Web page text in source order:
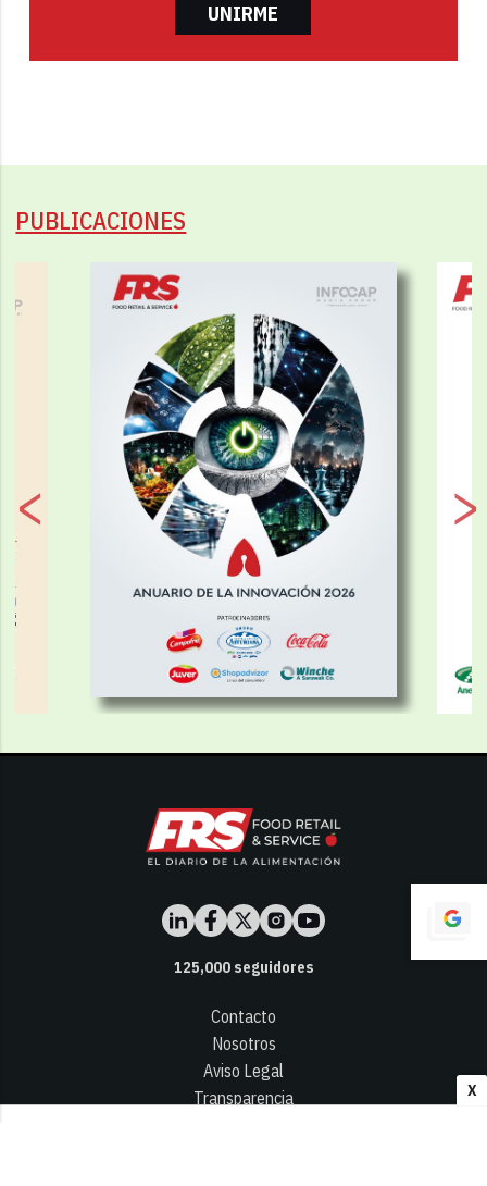
X
UNIRME
PUBLICACIONES
125,000seguidores
Contacto
Nosotros
Aviso Legal
Transparencia